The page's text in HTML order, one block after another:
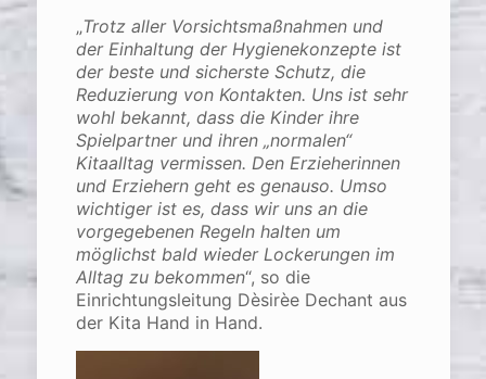
„Trotz aller Vorsichtsmaßnahmen und
der Einhaltung der Hygienekonzepte ist
der beste und sicherste Schutz, die
Reduzierung von Kontakten. Uns ist sehr
wohl bekannt, dass die Kinder ihre
Spielpartner und ihren „normalen“
Kitaalltag vermissen. Den Erzieherinnen
und Erziehern geht es genauso. Umso
wichtiger ist es, dass wir uns an die
vorgegebenen Regeln halten um
möglichst bald wieder Lockerungen im
Alltag zu bekommen“, so die
Einrichtungsleitung Dèsirèe Dechant aus
der Kita Hand in Hand.